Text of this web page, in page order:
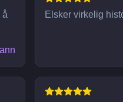
å
Elsker virkelig